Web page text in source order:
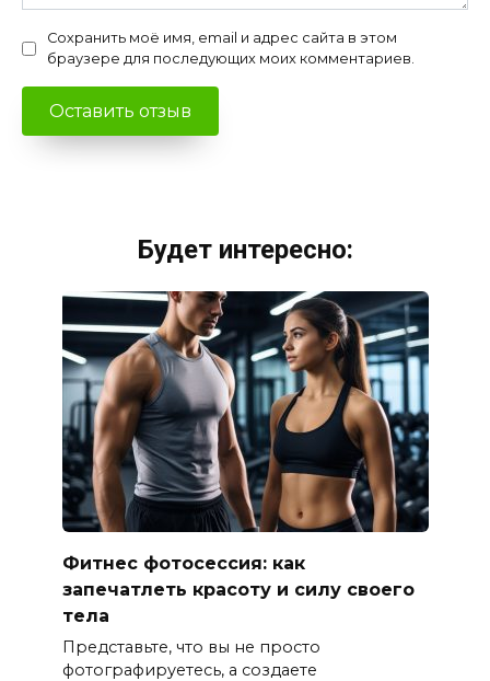
Сохранить моё имя, email и адрес сайта в этом
браузере для последующих моих комментариев.
Будет интересно:
Фитнес фотосессия: как
запечатлеть красоту и силу своего
тела
Представьте, что вы не просто
фотографируетесь, а создаете